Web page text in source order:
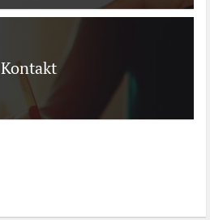
Kontakt